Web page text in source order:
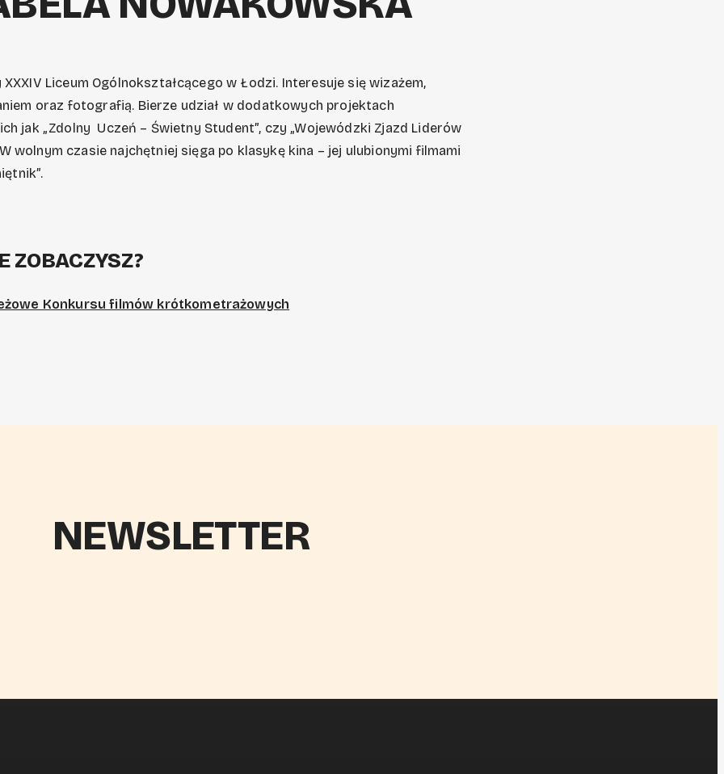
Liceum Ogólnokształcącego w Łodzi. Interesuje się wizażem,
oraz fotografią. Bierze udział w dodatkowych projektach
jak „Zdolny Uczeń – Świetny Student”, czy „Wojewódzki Zjazd Liderów
wolnym czasie najchętniej sięga po klasykę kina – jej ulubionymi filmami
ZOBACZYSZ?
Konkursu filmów krótkometrażowych
NEWSLETTER